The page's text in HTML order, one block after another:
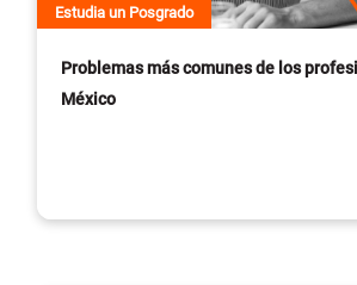
Estudia un Posgrado
Problemas más comunes de los
México